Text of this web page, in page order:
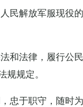
民解放军服现役
和法律，履行公
规定。
忠于职守，随时为